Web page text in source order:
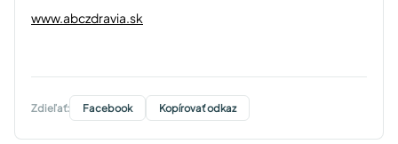
www.abczdravia.sk
Zdieľať: Facebook Kopírovať odkaz